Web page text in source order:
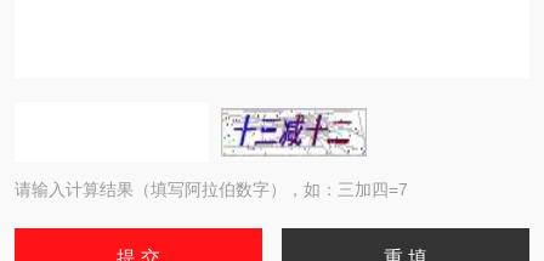
请输入计算结果（填写阿拉伯数字），如：三加四=7